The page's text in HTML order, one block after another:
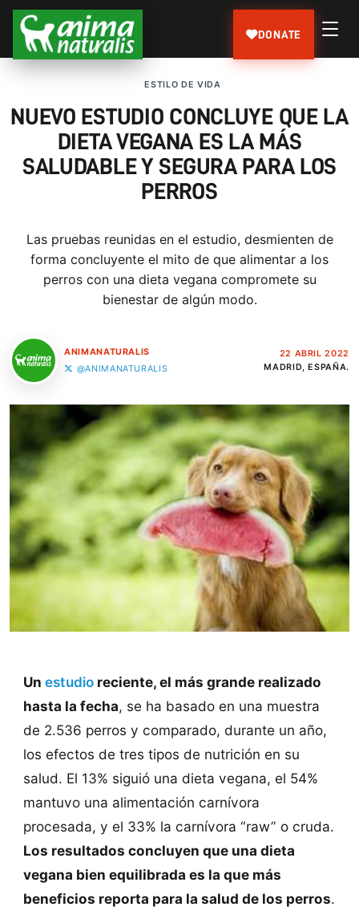
DONATE
ESTILO DE VIDA
NUEVO ESTUDIO CONCLUYE QUE LA
DIETA VEGANA ES LA MÁS
SALUDABLE Y SEGURA PARA LOS
PERROS
Las pruebas reunidas en el estudio, desmienten de
forma concluyente el mito de que alimentar a los
perros con una dieta vegana compromete su
bienestar de algún modo.
ANIMANATURALIS
@ANIMANATURALIS
22 ABRIL 2022
MADRID, ESPAÑA.
Un estudioreciente, el más grande realizado
hasta la fecha, se ha basado en una muestra
de 2.536 perros y comparado, durante un año,
los efectos de tres tipos de nutrición en su
salud. El 13% siguió una dieta vegana, el 54%
mantuvo una alimentación carnívora
procesada, y el 33% la carnívora “raw” o cruda.
Los resultados concluyen que una dieta
vegana bien equilibrada es la que más
beneficios reporta para la salud de los perros.